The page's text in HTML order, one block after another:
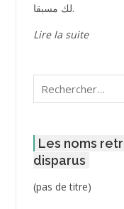
لك مسبقا.
Lire la suite
Rechercher :
Les noms
disparus
(pas de titre)Post